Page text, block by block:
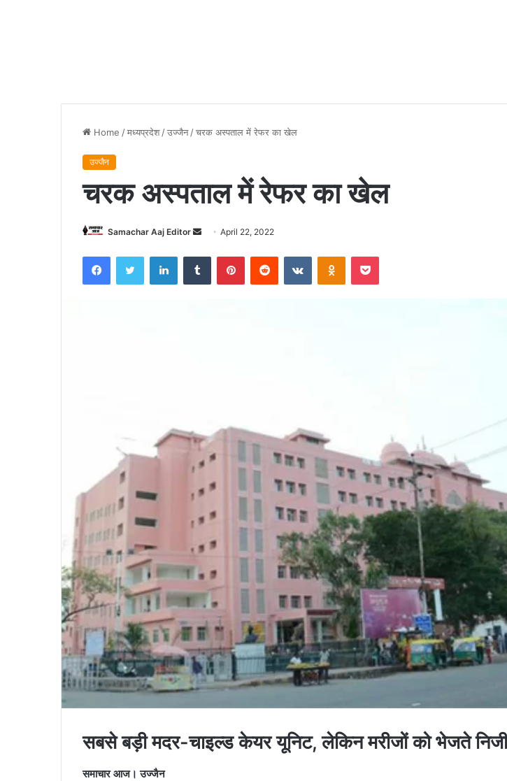
Home /मध्यप्रदेश /उज्जैन /चरक अस्पताल में रेफर का खेल
उज्जैन
चरक अस्पताल में रेफर का खेल
Samachar Aaj Editor
SendApril 22, 2022
FacebookTwitter LinkedInTumblr PinterestReddit VKontakteOdnoklassniki
Pocket
सबसे बड़ी मदर-चाइल्ड केयर यूनिट, लेकिन मरीजों को भेजते
समाचार आज। उज्जैन